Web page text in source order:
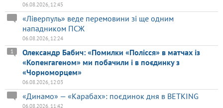
06.08.2026, 12:45
«Ліверпуль» веде перемовини зі ще одним
нападником ПСЖ
06.08.2026, 12:24
Олександр Бабич: «Помилки «Полісся» в матчах із
«Копенгагеном» ми побачили і в поєдинку з
«Чорноморцем»
1
06.08.2026, 12:03
«Динамо» — «Карабах»: поєдинок дня в BETKING
06.08.2026, 11:42